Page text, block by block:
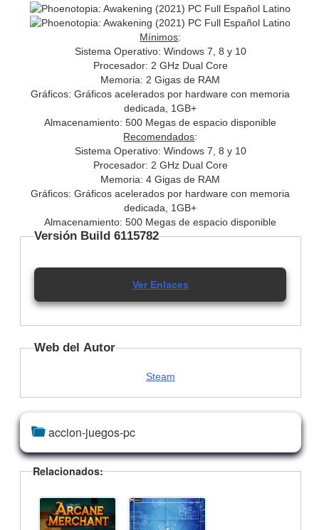
Mínimos:
Sistema Operativo: Windows 7, 8 y 10
Procesador: 2 GHz Dual Core
Memoria: 2 Gigas de RAM
Gráficos: Gráficos acelerados por hardware con memoria
dedicada, 1GB+
Almacenamiento: 500 Megas de espacio disponible
Recomendados:
Sistema Operativo: Windows 7, 8 y 10
Procesador: 2 GHz Dual Core
Memoria: 4 Gigas de RAM
Gráficos: Gráficos acelerados por hardware con memoria
dedicada, 1GB+
Almacenamiento: 500 Megas de espacio disponible
Versión Build 6115782
Ver Enlaces
Web del Autor
Steam
accion-juegos-pc
Relacionados: